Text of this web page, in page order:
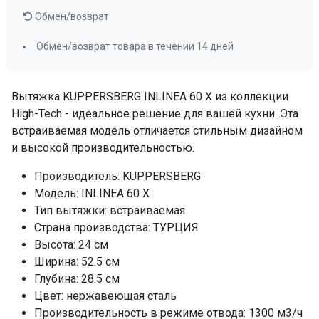
Фильтр
металлический
ПРОМО Скидка
=14034.00
Вытяжка KUPPERSBERG INLINEA 60 X из коллекции
High-Tech - идеальное решение для вашей кухни. Эта
встраиваемая модель отличается стильным дизайном
и высокой производительностью.
Производитель: KUPPERSBERG
Модель: INLINEA 60 X
Тип вытяжки: встраиваемая
Страна производства: ТУРЦИЯ
Высота: 24 см
Ширина: 52.5 см
Глубина: 28.5 см
Цвет: нержавеющая сталь
Производительность в режиме отвода: 1300 м3/ч
Обмен/возврат
Обмен/возврат товара в течении 14 дней